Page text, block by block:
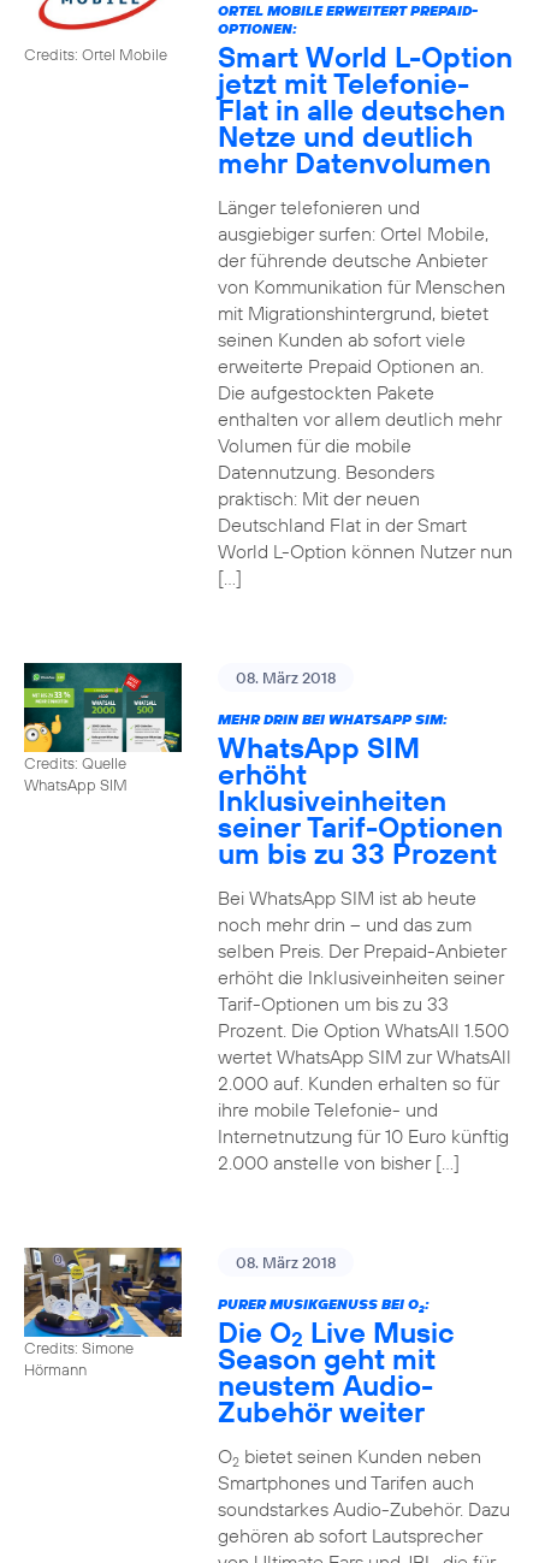
Credits: Ortel Mobile
ORTEL MOBILE ERWEITERT PREPAID-
OPTIONEN:
Smart World L-Option
jetzt mit Telefonie-
Flat in alle deutschen
Netze und deutlich
mehr Datenvolumen
Länger telefonieren und
ausgiebiger surfen: Ortel Mobile,
der führende deutsche Anbieter
von Kommunikation für Menschen
mit Migrationshintergrund, bietet
seinen Kunden ab sofort viele
erweiterte Prepaid Optionen an.
Die aufgestockten Pakete
enthalten vor allem deutlich mehr
Volumen für die mobile
Datennutzung. Besonders
praktisch: Mit der neuen
Deutschland Flat in der Smart
World L-Option können Nutzer nun
[…]
Credits: Quelle
WhatsApp SIM
08. März 2018
MEHR DRIN BEI WHATSAPP SIM:
WhatsApp SIM
erhöht
Inklusiveinheiten
seiner Tarif-Optionen
um bis zu 33 Prozent
Bei WhatsApp SIM ist ab heute
noch mehr drin – und das zum
selben Preis. Der Prepaid-Anbieter
erhöht die Inklusiveinheiten seiner
Tarif-Optionen um bis zu 33
Prozent. Die Option WhatsAll 1.500
wertet WhatsApp SIM zur WhatsAll
2.000 auf. Kunden erhalten so für
ihre mobile Telefonie- und
Internetnutzung für 10 Euro künftig
2.000 anstelle von bisher […]
Credits: Simone
Hörmann
08. März 2018
PURER MUSIKGENUSS BEI O2:
Die O2 Live Music
Season geht mit
neustem Audio-
Zubehör weiter
O2bietet seinen Kunden neben
Smartphones und Tarifen auch
soundstarkes Audio-Zubehör. Dazu
gehören ab sofort Lautsprecher